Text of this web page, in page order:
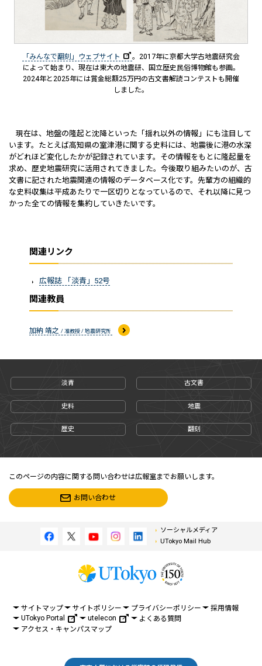
「みんなで翻刻」ウェブサイト
。2017年に京都大学古地震研究会
によって始まり、現在は東大の地震研、国立歴史民俗博物館も参画。
2024年と2025年には賞金総額25万円の古文書解読コンテストも開催
しました。
現在は、地盤の隆起と沈降といった「揺れ以外の情報」にも注目して
います。たとえば高知県の室津港に関する史料には、地震後に港の水深
がどれほど変化したかが記録されています。その情報をもとに隆起量を
求め、歴史地震研究に活用されてきました。今後取り組みたいのが、古
文書に記された地震関連の情報のデータベース化です。先輩方の組織的
な史料収集は平成あたりで一区切りとなっているので、それ以降に見つ
かった全ての情報を集約していきたいです。
関連リンク
広報誌 「淡青」52号
関連教員
加納 靖之 / 准教授 / 地震研究所
淡青 古文書
史料 地震
歴史 翻刻
このページの内容に関する問い合わせは広報室までお願いします。
お問い合わせ
ソーシャルメディア
UTokyo Mail Hub
サイトマップ サイトポリシー プライバシーポリシー
採用情報
UTokyo Portal
utelecon
よくある質問
アクセス・キャンパスマップ